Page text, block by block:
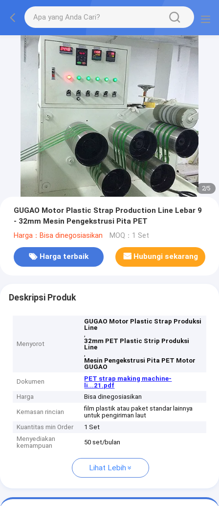
2/5
GUGAO Motor Plastic Strap Production Line Lebar 9
- 32mm Mesin Pengekstrusi Pita PET
Harga：Bisa dinegosiasikan MOQ：1 Set
Harga terbaik Hubungi sekarang
Deskripsi Produk
Menyorot
GUGAO Motor Plastic Strap Produksi
Line
,
32mm PET Plastic Strip Produksi
Line
,
Mesin Pengekstrusi Pita PET Motor
GUGAO
Dokumen
PET strap making machine-
li...21.pdf
Harga
Bisa dinegosiasikan
Kemasan rincian
film plastik atau paket standar lainnya
untuk pengiriman laut
Kuantitas min Order
1 Set
Menyediakan
kemampuan
50 set/bulan
Lihat Lebih